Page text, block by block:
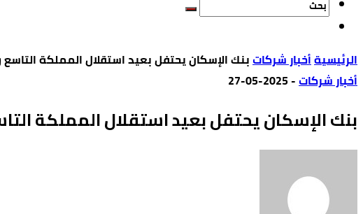
‫الرئيسية‬أخبار شركاتبنك الإسكان يحتفل بعيد استقلال المملكة
أخبار شركات-
2025-05-27
بنك الإسكان يحتفل بعيد استقلال المملكة